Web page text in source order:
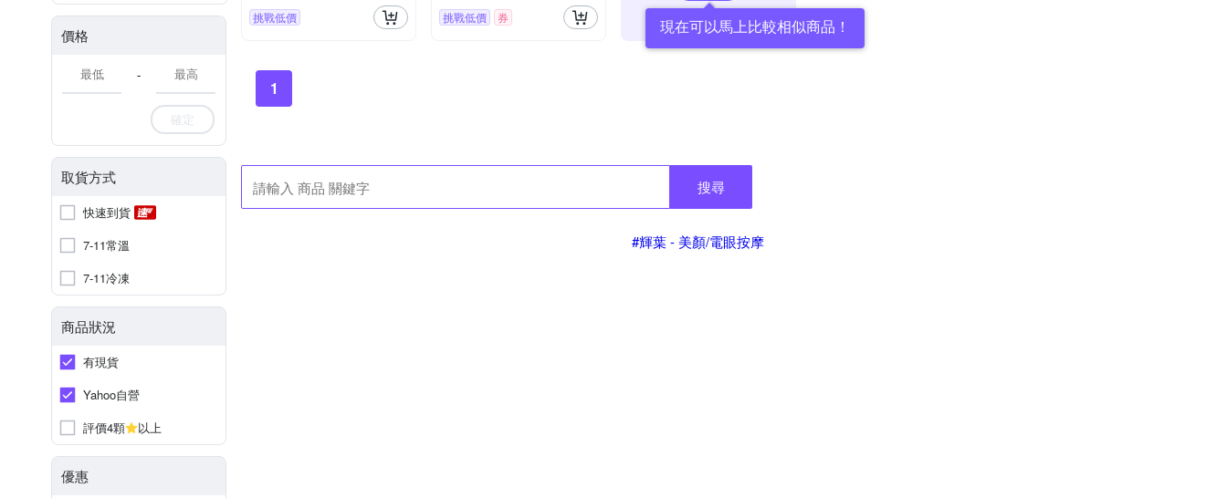
價格
-
確定
取貨方式
快速到貨
7-11常溫
7-11冷凍
商品狀況
有現貨
Yahoo自營
評價4顆
以上
優惠
挑戰低價 挑戰低價 券 現在可以馬上比較相似商品！
1
搜尋
#輝葉 - 美顏/電眼按摩